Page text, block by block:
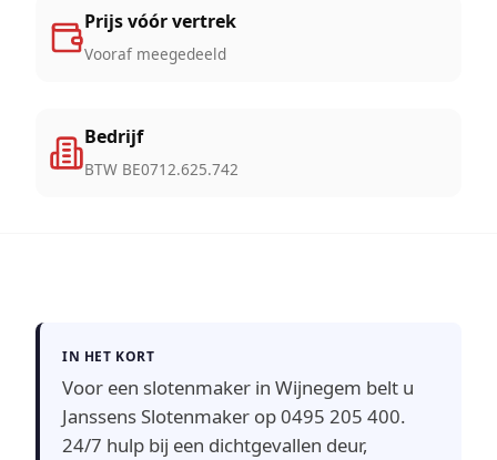
Prijs vóór vertrek
Vooraf meegedeeld
Bedrijf
BTW BE0712.625.742
IN HET KORT
Voor een slotenmaker in Wijnegem belt u
Janssens Slotenmaker op 0495 205 400.
24/7 hulp bij een dichtgevallen deur,